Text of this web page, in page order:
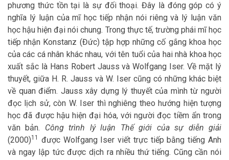
phương thức tồn tại là sự đối thoại. Đây là đóng góp có ý
nghĩa lý luận của mĩ học tiếp nhận nói riêng và lý luận văn
học hậu hiện đại nói chung. Trong thực tế, trường phái mĩ học
tiếp nhận Konstanz (Đức) tập hợp những cố gắng khoa học
của các cá nhân khác nhau, với tên tuổi của hai nhà khoa học
xuất sắc là Hans Robert Jauss và Wolfgang Iser. Về mặt lý
thuyết, giữa H. R. Jauss và W. Iser cũng có những khác biệt
về quan điểm. Jauss xây dựng lý thuyết của mình từ người
đọc lịch sử, còn W. Iser thì nghiêng theo hướng hiện tượng
học đã được hậu hiện đại hóa, với người đọc tiềm ẩn trong
văn bản. Công trình lý luận Thế giới của sự diễn giải
(2000)11
được Wolfgang Iser viết trực tiếp bằng tiếng Anh
và ngay lập tức được dịch ra nhiều thứ tiếng. Cũng cần nói